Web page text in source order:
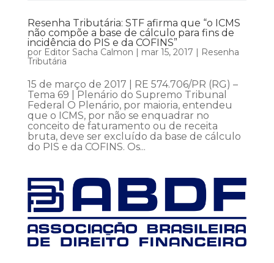
Resenha Tributária: STF afirma que “o ICMS
não compõe a base de cálculo para fins de
incidência do PIS e da COFINS”
por Editor Sacha Calmon | mar 15, 2017 | Resenha
Tributária
15 de março de 2017 | RE 574.706/PR (RG) –
Tema 69 | Plenário do Supremo Tribunal
Federal O Plenário, por maioria, entendeu
que o ICMS, por não se enquadrar no
conceito de faturamento ou de receita
bruta, deve ser excluído da base de cálculo
do PIS e da COFINS. Os...